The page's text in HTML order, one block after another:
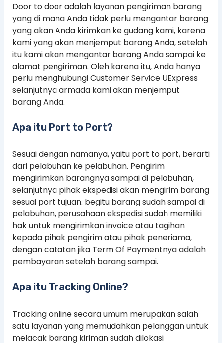
Door to door adalah layanan pengiriman barang
yang di mana Anda tidak perlu mengantar barang
yang akan Anda kirimkan ke gudang kami, karena
kami yang akan menjemput barang Anda, setelah
itu kami akan mengantar barang Anda sampai ke
alamat pengiriman. Oleh karena itu, Anda hanya
perlu menghubungi Customer Service UExpress
selanjutnya armada kami akan menjemput
barang Anda.
Apa itu Port to Port?
Sesuai dengan namanya, yaitu port to port, berarti
dari pelabuhan ke pelabuhan. Pengirim
mengirimkan barangnya sampai di pelabuhan,
selanjutnya pihak ekspedisi akan mengirim barang
sesuai port tujuan. begitu barang sudah sampai di
pelabuhan, perusahaan ekspedisi sudah memiliki
hak untuk mengirimkan invoice atau tagihan
kepada pihak pengirim atau pihak peneriama,
dengan catatan jika Term Of Paymentnya adalah
pembayaran setelah barang sampai.
Apa itu Tracking Online?
Tracking online secara umum merupakan salah
satu layanan yang memudahkan pelanggan untuk
melacak barang kiriman sudah dilokasi